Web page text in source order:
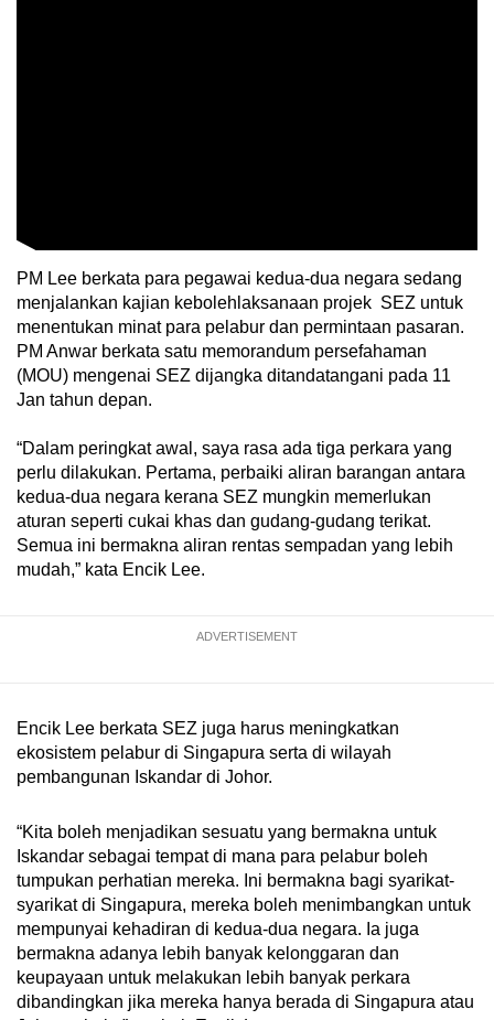
PM Lee berkata para pegawai kedua-dua negara sedang
menjalankan kajian kebolehlaksanaan projek SEZ untuk
menentukan minat para pelabur dan permintaan pasaran.
PM Anwar berkata satu memorandum persefahaman
(MOU) mengenai SEZ dijangka ditandatangani pada 11
Jan tahun depan.
“Dalam peringkat awal, saya rasa ada tiga perkara yang
perlu dilakukan. Pertama, perbaiki aliran barangan antara
kedua-dua negara kerana SEZ mungkin memerlukan
aturan seperti cukai khas dan gudang-gudang terikat.
Semua ini bermakna aliran rentas sempadan yang lebih
mudah,” kata Encik Lee.
ADVERTISEMENT
Encik Lee berkata SEZ juga harus meningkatkan
ekosistem pelabur di Singapura serta di wilayah
pembangunan Iskandar di Johor.
“Kita boleh menjadikan sesuatu yang bermakna untuk
Iskandar sebagai tempat di mana para pelabur boleh
tumpukan perhatian mereka. Ini bermakna bagi syarikat-
syarikat di Singapura, mereka boleh menimbangkan untuk
mempunyai kehadiran di kedua-dua negara. Ia juga
bermakna adanya lebih banyak kelonggaran dan
keupayaan untuk melakukan lebih banyak perkara
dibandingkan jika mereka hanya berada di Singapura atau